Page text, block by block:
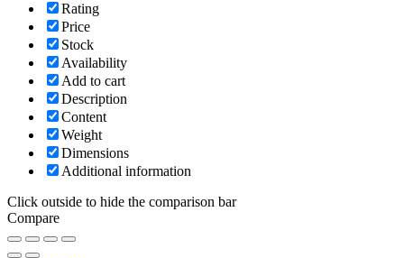
Rating
Price
Stock
Availability
Add to cart
Description
Content
Weight
Dimensions
Additional information
Click outside to hide the comparison bar
Compare